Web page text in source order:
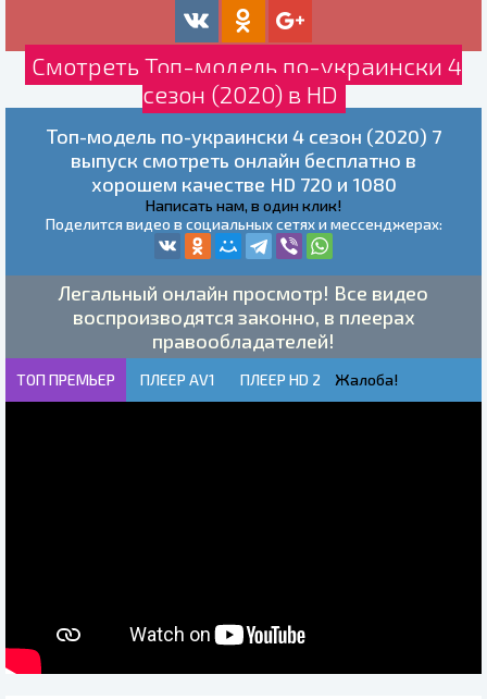
Смотреть Топ-модель по-украински 4
сезон (2020) в HD
Топ-модель по-украински 4 сезон (2020) 7
выпуск смотреть онлайн бесплатно в
хорошем качестве HD 720 и 1080
Написать нам, в один клик!
Поделится видео в социальных сетях и мессенджерах:
Легальный онлайн просмотр! Все видео
воспроизводятся законно, в плеерах
правообладателей!
ТОП ПРЕМЬЕР ПЛЕЕР AV1 ПЛЕЕР HD 2 Жалоба!